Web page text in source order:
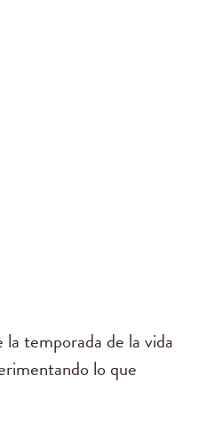
la temporada de la vida
lo que